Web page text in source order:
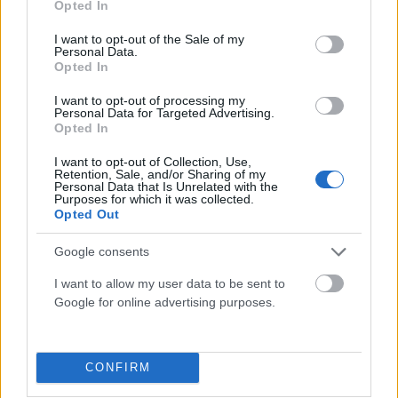
use your data for below specified purposes in below Google
consent section.
Opted In
I want to opt-out of the Sale of my
Personal Data.
Opted In
I want to opt-out of processing my
Personal Data for Targeted Advertising.
Opted In
I want to opt-out of Collection, Use,
Retention, Sale, and/or Sharing of my
Personal Data that Is Unrelated with the
Purposes for which it was collected.
Opted Out
Google consents
I want to allow my user data to be sent to
Google for online advertising purposes.
CONFIRM
Σκιάθος: 15χρονος κατήγγειλε 17χρονο για σεξουαλική
κακοποίηση
ΑΝΑΡΤΗΘΗΚΕ ΑΠΟ ΕΛΕΑΝΑ ΖΑΜΠΑΡΑ